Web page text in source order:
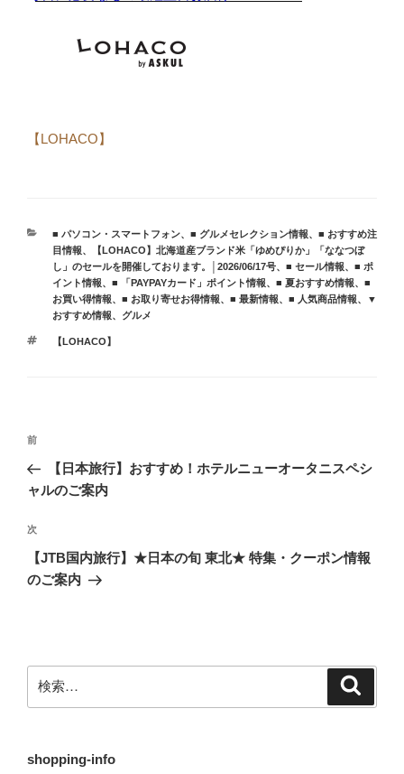
【LOHACO】
カ
テ
ゴ
リ
ー
■ パソコン・スマートフォン、 ■ グルメセレクション情報、 ■ おすすめ注
目情報、
【LOHACO】北海道産ブランド米「ゆめぴりか」「ななつぼ
し」のセールを開催しております。│2026/06/17号、 ■ セール情報、 ■ ポ
イント情報、 ■ 「PAYPAYカード」ポイント情報、 ■ 夏おすすめ情報、 ■
お買い得情報、 ■ お取り寄せお得情報、 ■ 最新情報、 ■ 人気商品情報、
▼
おすすめ情報、 グルメ
タ
【LOHACO】
投
ナ
ゲ
ー
シ
前
の
投
前
【日本旅行】おすすめ！ホテルニューオータニスペシ
ャルのご案内
次
の
投
次
【JTB国内旅行】★日本の旬 東北★ 特集・クーポン情報
のご案内
検
索:
shopping-info